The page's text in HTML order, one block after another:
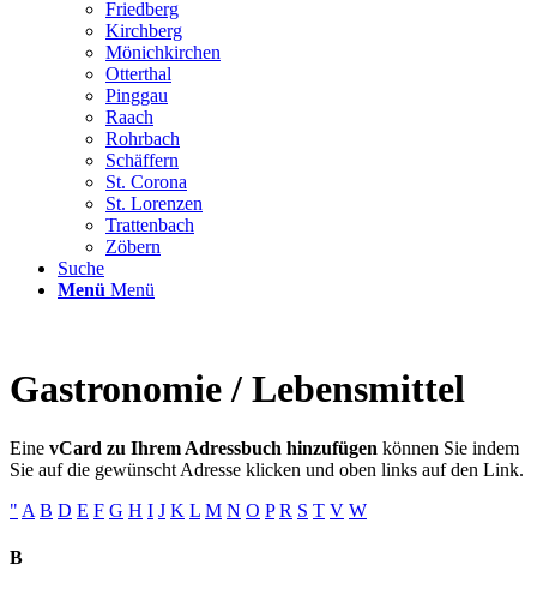
Friedberg
Kirchberg
Mönichkirchen
Otterthal
Pinggau
Raach
Rohrbach
Schäffern
St. Corona
St. Lorenzen
Trattenbach
Zöbern
Suche
Menü Menü
Gastronomie / Lebensmittel
Eine vCard zu Ihrem Adressbuch hinzufügen können Sie indem
Sie auf die gewünscht Adresse klicken und oben links auf den Link.
" A B D E F G H I J K L M N O P R S T V W
B